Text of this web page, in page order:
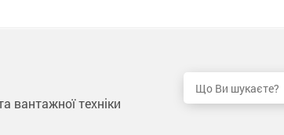
вантажної техніки